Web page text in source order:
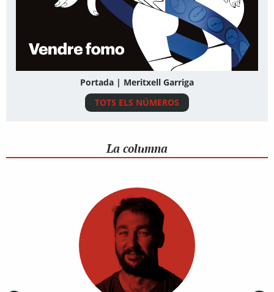
Portada | Meritxell Garriga
TOTS ELS NÚMEROS
La columna